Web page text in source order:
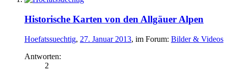
Historische Karten von den Allgäuer Alpen
Hoefatssuechtig, 27. Januar 2013, im Forum: Bilder & Videos
Antworten:
2